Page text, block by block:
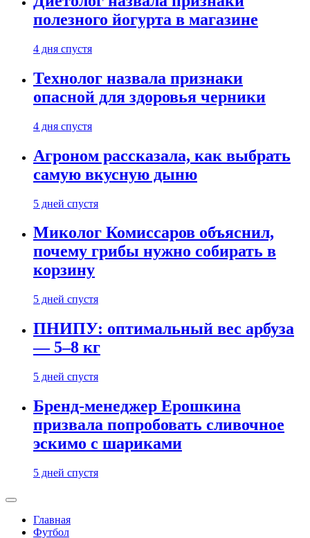
полезного йогурта в магазине
4 дня спустя
Технолог назвала признаки
опасной для здоровья черники
4 дня спустя
Агроном рассказала, как выбрать
самую вкусную дыню
5 дней спустя
Миколог Комиссаров объяснил,
почему грибы нужно собирать в
корзину
5 дней спустя
ПНИПУ: оптимальный вес арбуза
— 5–8 кг
5 дней спустя
Бренд-менеджер Ерошкина
призвала попробовать сливочное
эскимо с шариками
5 дней спустя
Главная
Футбол